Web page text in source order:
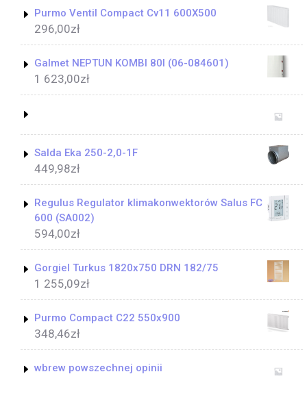
Purmo Ventil Compact Cv11 600X500
296,00zł
Galmet NEPTUN KOMBI 80l (06-084601)
1 623,00zł
Salda Eka 250-2,0-1F
449,98zł
Regulus Regulator klimakonwektorów Salus FC
600 (SA002)
594,00zł
Gorgiel Turkus 1820x750 DRN 182/75
1 255,09zł
Purmo Compact C22 550x900
348,46zł
wbrew powszechnej opinii